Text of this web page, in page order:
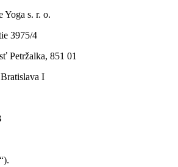
Yoga s. r. o.
3975/4
Petržalka, 851 01
I